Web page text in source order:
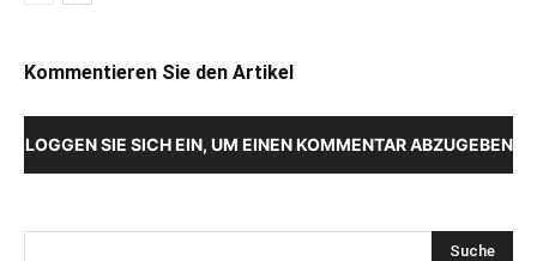
Kommentieren Sie den Artikel
LOGGEN SIE SICH EIN, UM EINEN KOMMENTAR ABZUGEBEN